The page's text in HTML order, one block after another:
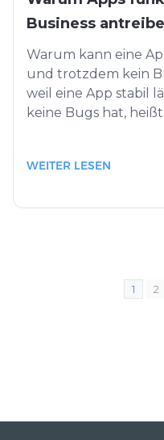
Business
Warum kann eine
und trotzdem kein
weil eine App stabil
keine Bugs hat, heißt
WEITER LESEN
1 2